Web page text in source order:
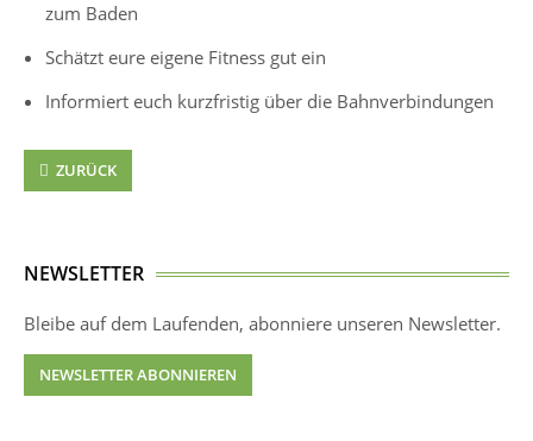
zum Baden
Schätzt eure eigene Fitness gut ein
Informiert euch kurzfristig über die Bahnverbindungen
ZURÜCK
NEWSLETTER
Bleibe auf dem Laufenden, abonniere unseren Newsletter.
NEWSLETTER ABONNIEREN